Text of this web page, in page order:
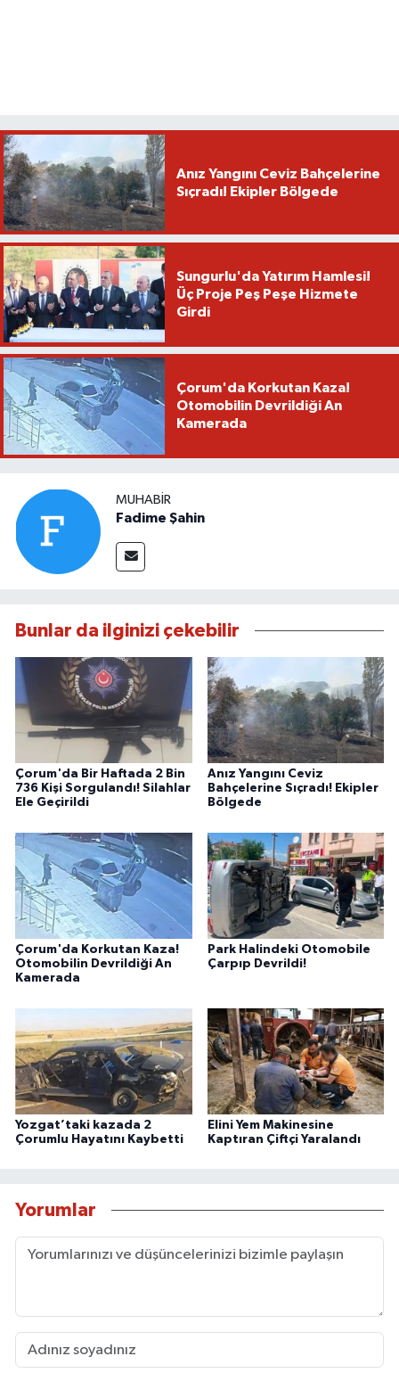
Anız Yangını Ceviz Bahçelerine
Sıçradı! Ekipler Bölgede
Sungurlu'da Yatırım Hamlesi!
Üç Proje Peş Peşe Hizmete
Girdi
Çorum'da Korkutan Kaza!
Otomobilin Devrildiği An
Kamerada
MUHABIR
Fadime Şahin
Bunlar da ilginizi çekebilir
Çorum'da Bir Haftada 2 Bin
736 Kişi Sorgulandı! Silahlar
Ele Geçirildi
Anız Yangını Ceviz
Bahçelerine Sıçradı! Ekipler
Bölgede
Çorum'da Korkutan Kaza!
Otomobilin Devrildiği An
Kamerada
Park Halindeki Otomobile
Çarpıp Devrildi!
Yozgat’taki kazada 2
Çorumlu Hayatını Kaybetti
Elini Yem Makinesine
Kaptıran Çiftçi Yaralandı
Yorumlar